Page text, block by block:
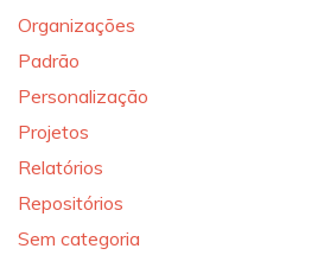
Organizações
Padrão
Personalização
Projetos
Relatórios
Repositórios
Sem categoria